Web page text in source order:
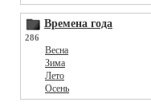
Времена года
286
Весна
Зима
Лето
Осень